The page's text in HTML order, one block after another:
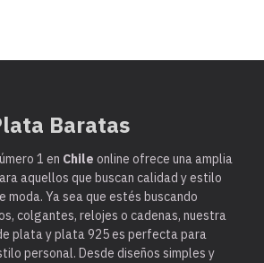
Baratas
1 en Chile online ofrece una amplia
aquellos que buscan calidad y estilo
moda. Ya sea que estés buscando
colgantes, relojes o cadenas, nuestra
plata y plata 925 es perfecta para
personal. Desde diseños simples y